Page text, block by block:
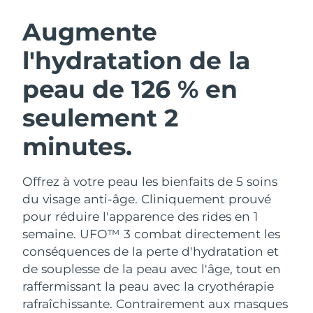
Augmente
l'hydratation de la
peau de 126 % en
seulement 2
minutes.
Offrez à votre peau les bienfaits de 5 soins
du visage anti-âge. Cliniquement prouvé
pour réduire l'apparence des rides en 1
semaine. UFO™ 3 combat directement les
conséquences de la perte d'hydratation et
de souplesse de la peau avec l'âge, tout en
raffermissant la peau avec la cryothérapie
rafraîchissante. Contrairement aux masques
Nettoyage du visage
LUNA™ 4 coffret
Anti-aging massage
LUNA™ 4 Plus
Massage, LED heating
LUNA™ 4 Men
For men, anti-aging massage
Lifting
BEAR™ 2 coffret
Microcurrent toning
BEAR™ 2 go
Microcurrent toning on-the-go
BEAR™ 2 eyes & lips
Microcurrent line smoothing device
UFO™ 3 coffret
Deep facial hydration
UFO™ 3 LED
Near-infrared and red light therapy
device
issa™ 4
Hybrid silicone sonic toothbrush
issa™ 4 plus
Smart hybrid silicone sonic toothbrush
FAQ™ TRAITEMENT ANTI-ÂGE
Anti-âge Traitements LED
NEW
Autriche
Bahreïn Livraison estimée
Belgique Livraison estimée
Bermudes Livraison estimée
Bosnie-Herzégovine
Brunei Livraison estimée8/14/26
Bulgarie Livraison estimée
Canada Livraison estimée8/13/26
Chili Livraison estimée8/13/26